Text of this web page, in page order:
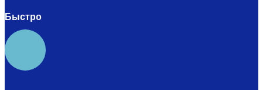
Быстро